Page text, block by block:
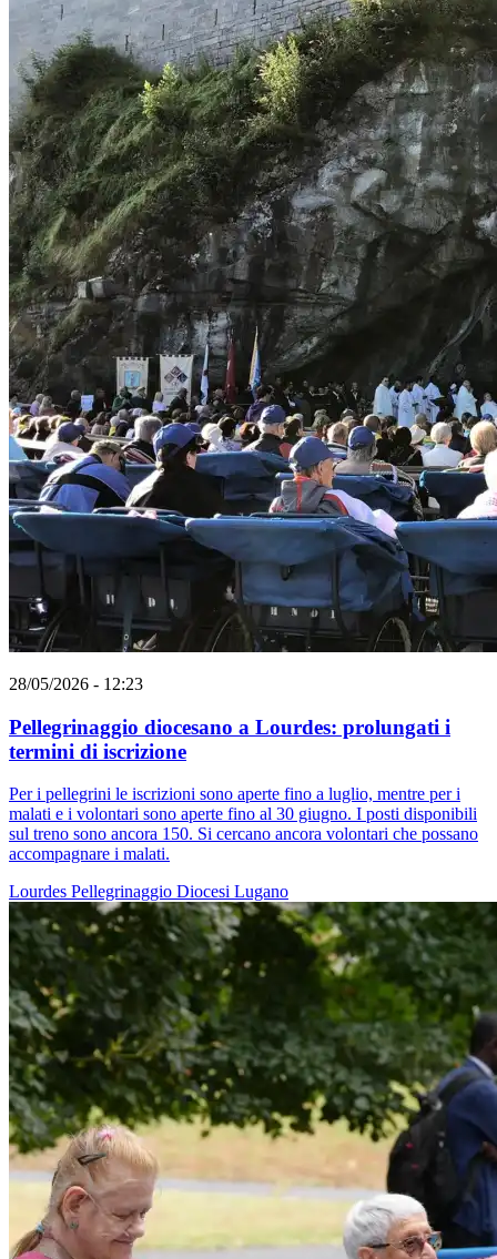
28/05/2026 - 12:23
Pellegrinaggio diocesano a Lourdes: prolungati i
termini di iscrizione
Per i pellegrini le iscrizioni sono aperte fino a luglio, mentre per i
malati e i volontari sono aperte fino al 30 giugno. I posti disponibili
sul treno sono ancora 150. Si cercano ancora volontari che possano
accompagnare i malati.
Lourdes Pellegrinaggio Diocesi Lugano